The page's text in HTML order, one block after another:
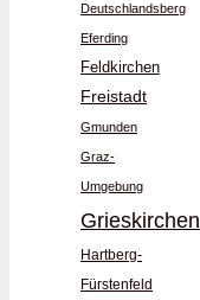
Deutschlandsberg
Eferding
Feldkirchen
Freistadt
Gmunden
Graz-
Umgebung
Grieskirchen
Hartberg-
Fürstenfeld